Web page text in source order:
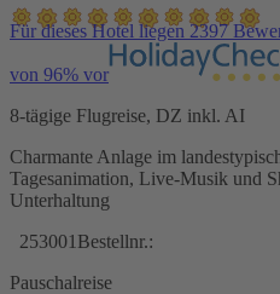
Für dieses Hotel liegen 2397
von 96% vor
8-tägige Flugreise, DZ inkl. AI
Charmante Anlage im
Tagesanimation, Live-Musik und
Unterhaltung
253001 Bestellnr.:
Pauschalreise